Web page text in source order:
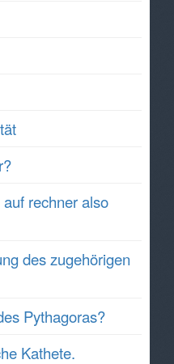
rechner also
des zugehörigen
Pythagoras?
Kathete.